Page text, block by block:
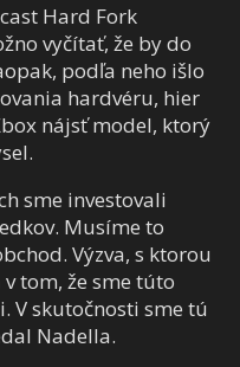
Hard Fork
vyčítať, že by do
podľa neho išlo
hardvéru, hier
nájsť model, ktorý
sme investovali
Musíme to
Výzva, s ktorou
tom, že sme túto
V skutočnosti sme tú
Nadella.